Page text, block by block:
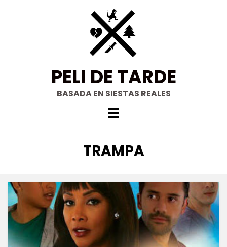
PELI DE TARDE
BASADA EN SIESTAS REALES
ETIQUETA
:
TRAMPA